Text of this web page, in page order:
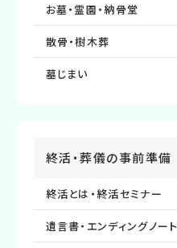
お墓・霊園・納⾻堂
散⾻・樹⽊葬
墓じまい
終活・葬儀の事前準備
終活とは・終活セミナー
遺⾔書・エンディングノート